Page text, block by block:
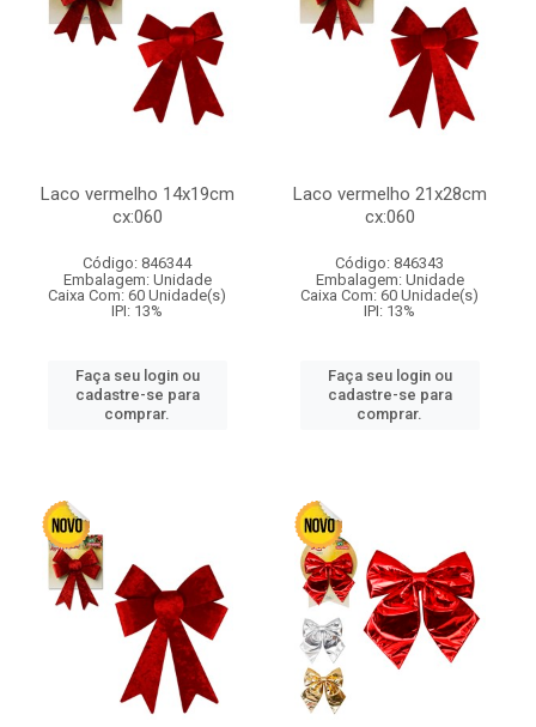
Laco vermelho 14x19cm
cx:060
Código: 846344
Embalagem: Unidade
Caixa Com: 60 Unidade(s)
IPI: 13%
Faça seu login ou
cadastre-se para
comprar.
Laco vermelho 21x28cm
cx:060
Código: 846343
Embalagem: Unidade
Caixa Com: 60 Unidade(s)
IPI: 13%
Faça seu login ou
cadastre-se para
comprar.